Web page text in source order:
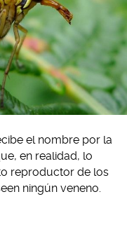
el nombre por la
en realidad, lo
reproductor de los
ningún veneno.